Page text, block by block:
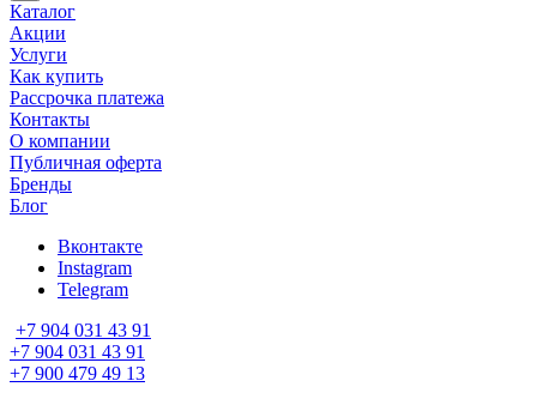
Каталог
Акции
Услуги
Как купить
Рассрочка платежа
Контакты
О компании
Публичная оферта
Бренды
Блог
Вконтакте
Instagram
Telegram
+7 904 031 43 91
+7 904 031 43 91
+7 900 479 49 13